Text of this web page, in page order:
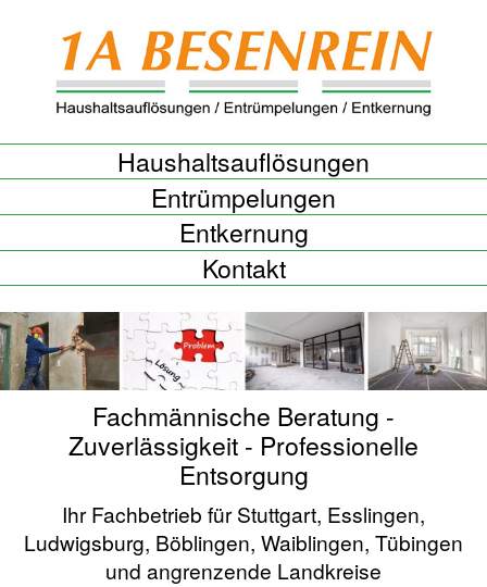
content
Haushaltsauflösungen
Entrümpelungen
Entkernung
Kontakt
Fachmännische Beratung -
Zuverlässigkeit - Professionelle
Entsorgung
Ihr Fachbetrieb für Stuttgart, Esslingen,
Ludwigsburg, Böblingen, Waiblingen, Tübingen
und angrenzende Landkreise